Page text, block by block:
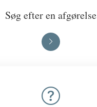
Søg efter en afgørelse